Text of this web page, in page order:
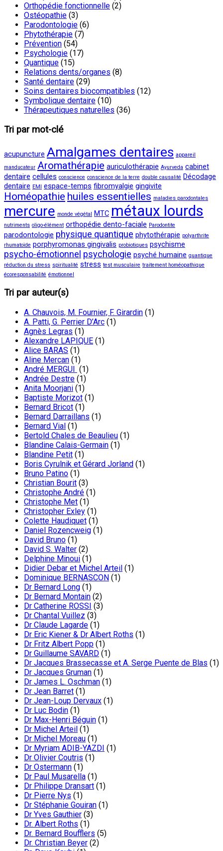
Orthopédie fonctionnelle (2)
Ostéopathie (3)
Parodontologie (6)
Phytothérapie (7)
Prévention (54)
Psychologie (17)
Quantique (15)
Relations dents/organes (8)
Santé dentaire (29)
Soins dentaires biocompatibles (12)
Symbolique dentaire (10)
Thérapeutiques naturelles (36)
Tri par mot-clé
acupuncture Amalgames dentaires appareil
manducateur Aromathérapie auriculothérapie Ayurveda cabinet
dentaire cellules conscience conscience de la terre double causalité Décodage
dentaire EMI espace-temps fibromyalgie gingivite
Homéopathie huiles essentielles maladies parodontales
mercure monde végétal MTC métaux lourds
nutriments oligo-élément orthopédie dento-faciale Parodontite
parodontologie physique quantique phytothérapie polyarthrite
rhumatoïde porphyromonas gingivalis probiotiques psychisme
psycho-émotionnel psychologie psyché humaine quantique
réduction du stress spiritualité stress test musculaire traitement homéopathique
écoresponsabilité émotionnel
Tri par auteur(s)
A. Chauvois, M. Fournier, F. Girardin (1)
A. Patti, G. Perrier D’Arc (1)
Agnès Legras (1)
Alexandre LAPIQUE (1)
Alice BARAS (1)
Aline Mercan (1)
André MERGUI (1)
Andrée Destre (1)
Anita Moorjani (1)
Baptiste Morizot (1)
Bernard Bricot (1)
Bernard Darraillans (1)
Bernard Vial (1)
Bertold Chales de Beaulieu (1)
Blandine Calais-Germain (1)
Blandine Petit (1)
Boris Cyrulnik et Gérard Jorland (1)
Bruno Patino (1)
Christian Bourit (3)
Christophe André (1)
Christophe Met (1)
Christopher Exley (1)
Colette Haudiquet (1)
Daniel Rozencweig (1)
David Bruno (1)
David S. Walter (2)
Delphine Minoui (1)
Didier Debar et Michel Arteil (1)
Dominique BERNASCON (1)
Dr Bernard Long (1)
Dr Bernard Montain (2)
Dr Catherine ROSSI (3)
Dr Chantal Vuillez (3)
Dr Claude Lagarde (1)
Dr Eric Kiener & Dr Albert Roths (1)
Dr Fritz Albert Popp (1)
Dr Guillaume SAVARD (1)
Dr Jacques Brassecasse et A. Serge Puente de Blas (1)
Dr Jacques Gruman (1)
Dr James L. Oschman (1)
Dr Jean Barret (1)
Dr Jean-Loup Dervaux (1)
Dr Luc Bodin (1)
Dr Max-Henri Béguin (1)
Dr Michel Arteil (1)
Dr Michel Moreau (1)
Dr Myriam ADIB-YAZDI (1)
Dr Olivier Coutris (1)
Dr Ostermann (1)
Dr Paul Musarella (1)
Dr Philippe Dransart (1)
Dr Pierre Nys (1)
Dr Stéphanie Gouiran (1)
Dr Yves Gauthier (3)
Dr. Albert Roths (1)
Dr. Bernard Boufflers (5)
Dr. Christian Beyer (2)